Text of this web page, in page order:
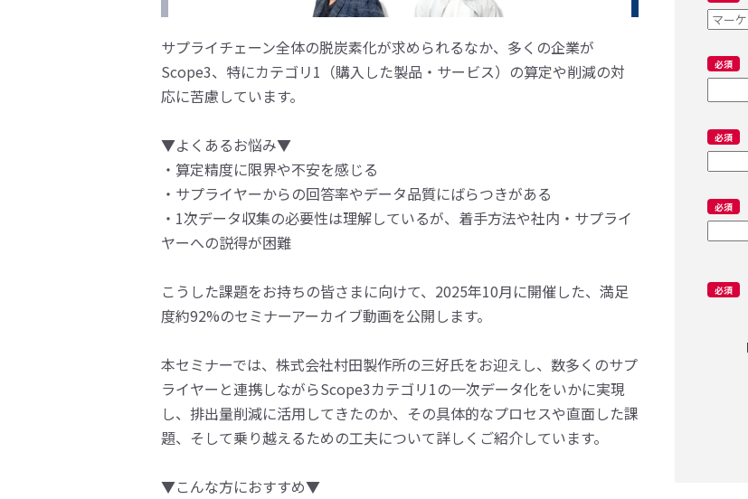
サプライチェーン全体の脱炭素化が求められるなか、多くの企業が
Scope3、特にカテゴリ1（購入した製品・サービス）の算定や削減の対
応に苦慮しています。
▼よくあるお悩み▼
・算定精度に限界や不安を感じる
・サプライヤーからの回答率やデータ品質にばらつきがある
・1次データ収集の必要性は理解しているが、着手方法や社内・サプライ
ヤーへの説得が困難
こうした課題をお持ちの皆さまに向けて、2025年10月に開催した、満足
度約92%のセミナーアーカイブ動画を公開します。
本セミナーでは、株式会社村田製作所の三好氏をお迎えし、数多くのサプ
ライヤーと連携しながらScope3カテゴリ1の一次データ化をいかに実現
し、排出量削減に活用してきたのか、その具体的なプロセスや直面した課
題、そして乗り越えるための工夫について詳しくご紹介しています。
▼こんな方におすすめ▼